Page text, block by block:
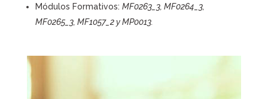
Módulos Formativos: MF0263_3, MF0264_3,
MF0265_3, MF1057_2 y MP0013.